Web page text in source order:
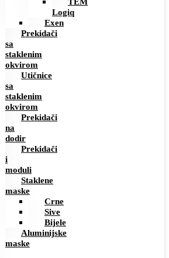
Logiq
Exen
Prekidači
sa
staklenim
okvirom
Utičnice
sa
staklenim
okvirom
Prekidači
na
dodir
Prekidači
i
moduli
Staklene
maske
Crne
Sive
Bijele
Aluminijske
maske